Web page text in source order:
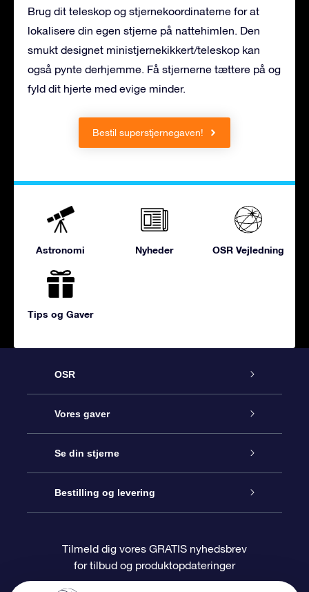
Brug dit teleskop og stjernekoordinaterne for at
lokalisere din egen stjerne på nattehimlen. Den
smukt designet ministjernekikkert/teleskop kan
også pynte derhjemme. Få stjernerne tættere på og
fyld dit hjerte med evige minder.
Bestil superstjernegaven!
Astronomi Nyheder OSR Vejledning
Tips og Gaver
OSR
Kundeservice
Kontakt os
Bloggen
Anmeldelser
Vores gaver
Online Stjernegave
OSR Gavepakke
OSR Gavekortet
Se din stjerne
Star Register
Personliggjort Stjerneside
Bestilling og levering
Betalingsinformation
Tilmeld dig vores GRATIS nyhedsbrev
for tilbud og produktopdateringer